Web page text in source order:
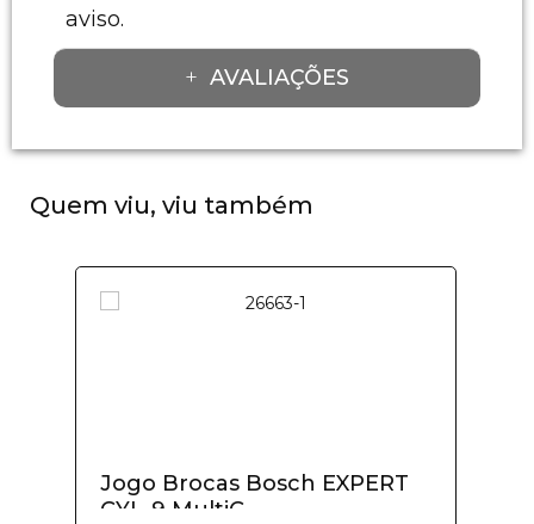
aviso.
AVALIAÇÕES
Quem viu, viu também
Jogo Brocas Bosch EXPERT
CYL-9 MultiC...